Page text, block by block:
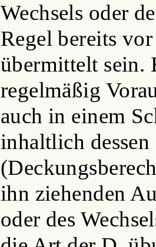
Wechsels oder
Regel bereits
übermittelt sein.
regelmäßig
auch in einem
inhaltlich
ihn ziehenden
oder des